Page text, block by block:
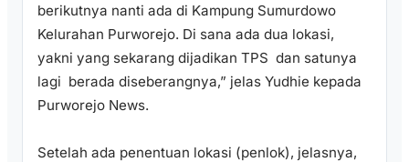
berikutnya nanti ada di Kampung Sumurdowo
Kelurahan Purworejo. Di sana ada dua lokasi,
yakni yang sekarang dijadikan TPS dan satunya
lagi berada diseberangnya,” jelas Yudhie kepada
Purworejo News.
Setelah ada penentuan lokasi (penlok), jelasnya,